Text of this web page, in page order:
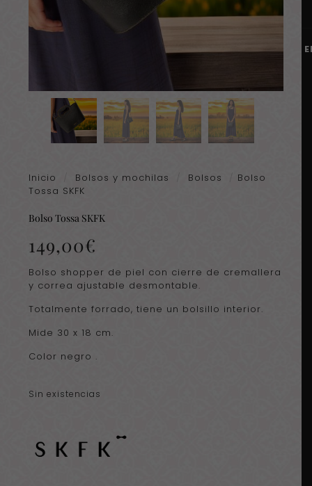
Inicio Bolsos y mochilas Bolsos
Bolso
Tossa SKFK
Bolso Tossa SKFK
149,00€
Bolso shopper de piel con cierre de cremallera
y correa ajustable desmontable.
Totalmente forrado, tiene un bolsillo interior.
Mide 30 x 18 cm.
Color negro .
Sin existencias